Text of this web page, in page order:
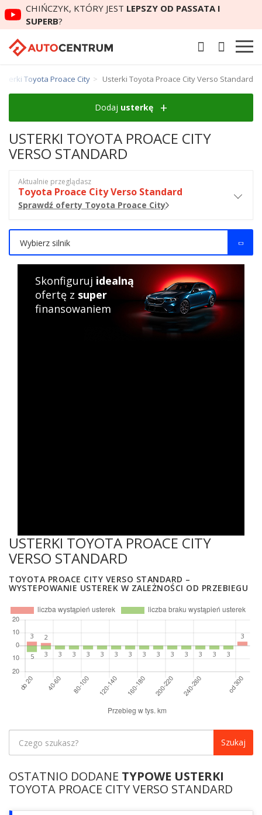
CHIŃCZYK, KTÓRY JEST LEPSZY OD PASSATA I
SUPERB?
Toyota Proace City Usterki Toyota Proace City Verso Standard
USTERKI TOYOTA PROACE CITY
VERSO STANDARD
TOYOTA PROACE CITY VERSO STANDARD –
WYSTEPOWANIE USTEREK W ZALEŻNOŚCI OD PRZEBIEGU
Szukaj
OSTATNIO DODANE TYPOWE USTERKI
TOYOTA PROACE CITY VERSO STANDARD
Dodaj usterkę
USTERKI TOYOTA PROACE CITY
VERSO STANDARD
Aktualnie przeglądasz
Toyota Proace City Verso Standard
Sprawdź oferty Toyota Proace City
Wybierz silnik
Skonfiguruj idealną
ofertę z super
finansowaniem